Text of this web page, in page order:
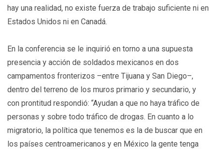
hay una realidad, no existe fuerza de trabajo suficiente ni en
Estados Unidos ni en Canadá.
En la conferencia se le inquirió en torno a una supuesta
presencia y acción de soldados mexicanos en dos
campamentos fronterizos –entre Tijuana y San Diego–,
dentro del terreno de los muros primario y secundario, y
con prontitud respondió: “Ayudan a que no haya tráfico de
personas y sobre todo tráfico de drogas. En cuanto a lo
migratorio, la política que tenemos es la de buscar que en
los países centroamericanos y en México la gente tenga